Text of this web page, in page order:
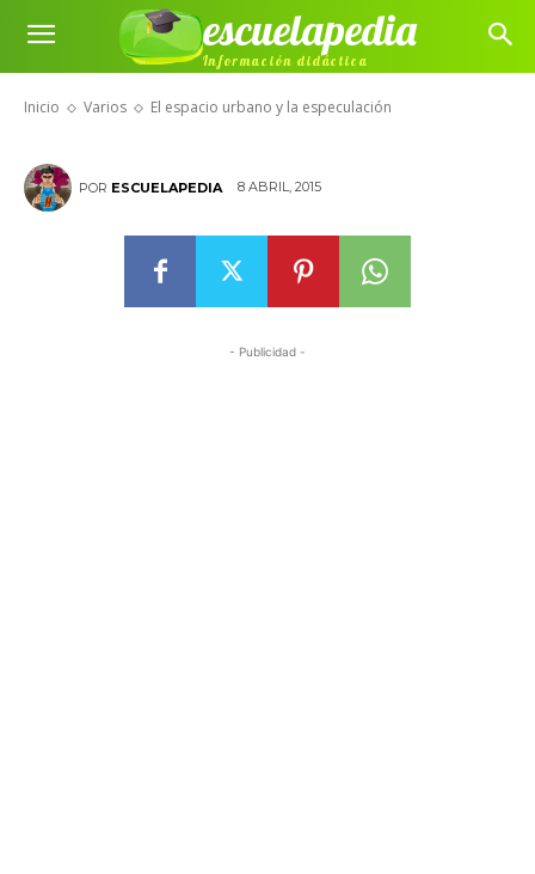
escuelapedia
Información didáctica
Inicio Varios El espacio urbano y la especulación
El espacio urbano y la
especulación
POR ESCUELAPEDIA 8 ABRIL, 2015
- Publicidad -